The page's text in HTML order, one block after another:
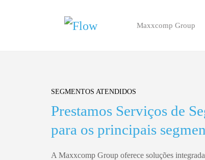
Skip to main content Maxxcomp Group
SEGMENTOS ATENDIDOS
Prestamos Serviços de
para os principais
A Maxxcomp Group oferece soluções